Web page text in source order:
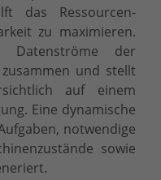
das Ressourcen-
zu maximieren.
der
und stellt
auf einem
Eine dynamische
notwendige
sowie